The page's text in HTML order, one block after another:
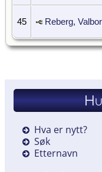
45 Reberg,
Hva er nytt?
Søk
Etternavn